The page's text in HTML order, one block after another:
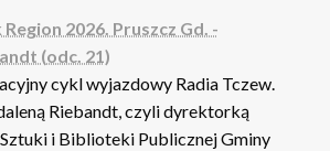
2026. Pruszcz Gd. -
(odc. 21)
cykl wyjazdowy Radia Tczew.
Riebandt, czyli dyrektorką
i Biblioteki Publicznej Gminy